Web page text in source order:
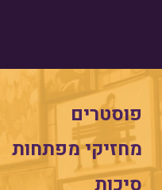
פוסטרים
מחזיקי מפתחות